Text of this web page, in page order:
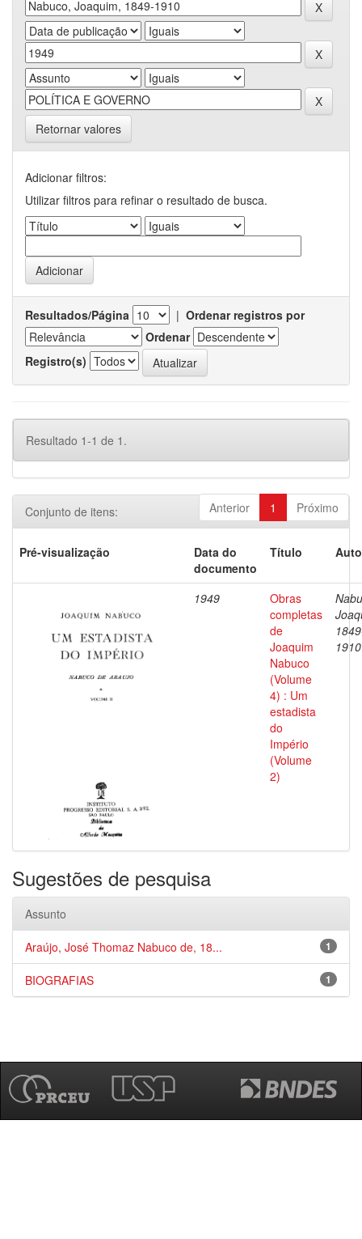
Retornar valores
Adicionar filtros:
Utilizar filtros para refinar o resultado de busca.
Resultados/Página | Ordenar registros por
Ordenar
Registro(s)
Resultado 1-1 de 1.
Anterior 1 Próximo
Conjunto de itens:
Pré-visualização
Data do
documento
Título
1949
Obras
completas
de
Joaquim
Nabuco
(Volume
4) : Um
estadista
do
Império
(Volume
2)
1910
Sugestões de pesquisa
Assunto
1
Araújo, José Thomaz Nabuco de, 18...
1
BIOGRAFIAS